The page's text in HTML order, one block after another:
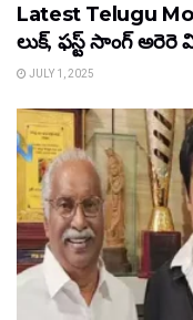
Latest Telugu
లుక్, ఫస్ట్ సాంగ్ అరెరె
JULY 1, 2025